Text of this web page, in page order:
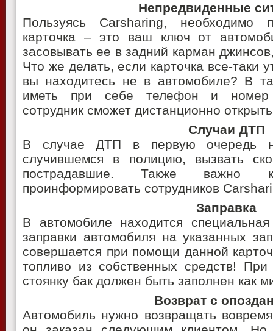
Непредвиденные
Пользуясь Carsharing, необходимо
карточка – это ваш ключ от
засовывать ее в задний карман
Что же делать, если карточка все-таки
вы находитесь не в автомобиле? В
иметь при себе телефон и номер
сотрудник сможет дистанционно
Случаи ДТП
В случае ДТП в первую очередь
случившемся в полицию, вызвать
пострадавшие. Также важно
проинформировать сотрудников
Заправка
В автомобиле находится
заправки автомобиля на указанных
совершается при помощи данной
топливо из собственных средств!
стоянку бак должен быть заполнен как
Возврат с
Автомобиль нужно возвращать